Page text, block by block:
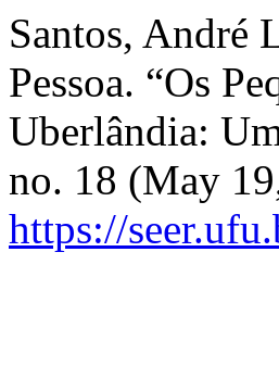
Santos, André
Pessoa. “Os
Uberlândia:
no. 18 (May
https://